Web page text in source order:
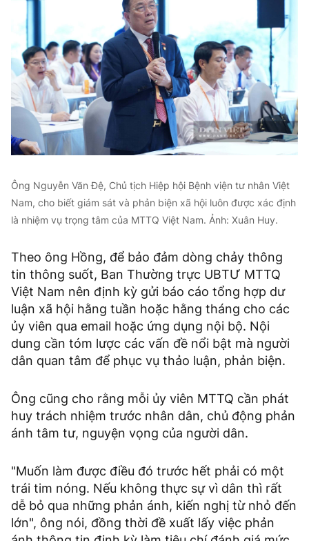
Ông Nguyễn Văn Đệ, Chủ tịch Hiệp hội Bệnh viện tư nhân Việt
Nam, cho biết giám sát và phản biện xã hội luôn được xác định
là nhiệm vụ trọng tâm của MTTQ Việt Nam. Ảnh: Xuân Huy.
Theo ông Hồng, để bảo đảm dòng chảy thông
tin thông suốt, Ban Thường trực UBTƯ MTTQ
Việt Nam nên định kỳ gửi báo cáo tổng hợp dư
luận xã hội hằng tuần hoặc hằng tháng cho các
ủy viên qua email hoặc ứng dụng nội bộ. Nội
dung cần tóm lược các vấn đề nổi bật mà người
dân quan tâm để phục vụ thảo luận, phản biện.
Ông cũng cho rằng mỗi ủy viên MTTQ cần phát
huy trách nhiệm trước nhân dân, chủ động phản
ánh tâm tư, nguyện vọng của người dân.
"Muốn làm được điều đó trước hết phải có một
trái tim nóng. Nếu không thực sự vì dân thì rất
dễ bỏ qua những phản ánh, kiến nghị từ nhỏ đến
lớn", ông nói, đồng thời đề xuất lấy việc phản